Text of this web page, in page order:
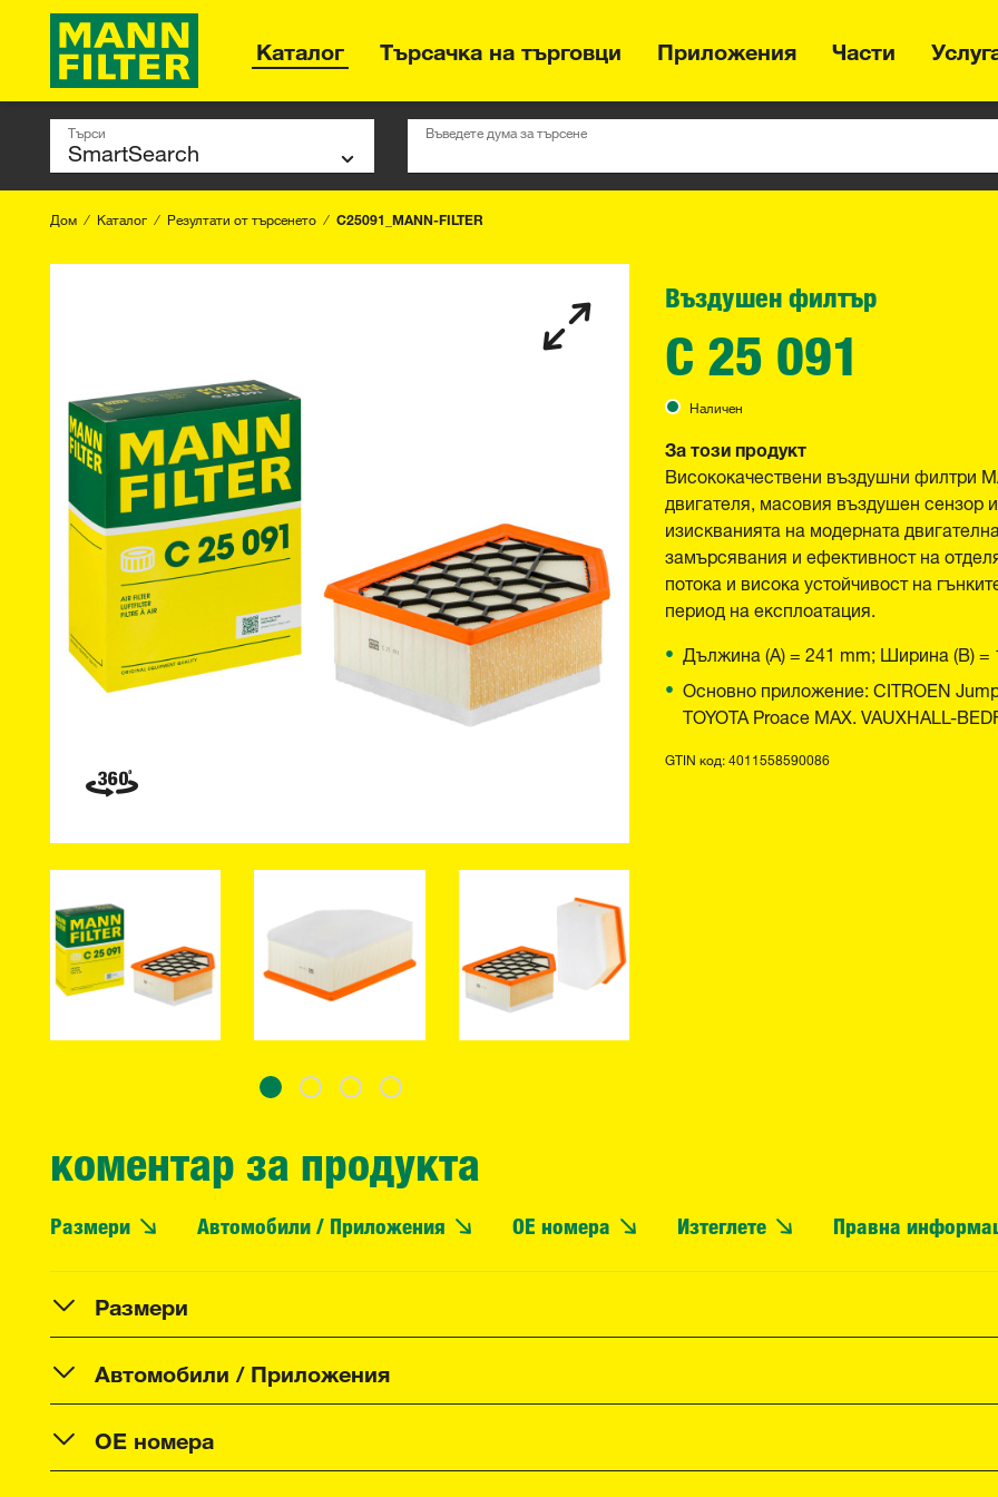
Каталог Търсачка на търговци Приложения Части
Търси Въведете дума за търсене
Дом Каталог Резултати от търсенето C25091_MANN-FILTER
Въздушен филтър
C 25 091
Наличен
За този продукт
Висококачествени въздушни филтри
двигателя, масовия въздушен сензор
изискванията на модерната
замърсявания и ефективност на
потока и висока устойчивост на
период на експлоатация.
Дължина (A) = 241 mm; Ширина (B) =
Основно приложение: CITROEN
TOYOTA Proace MAX. VAUXHALL-
GTIN код: 4011558590086
коментар за продукта
Размери Автомобили / Приложения OE номера Изтеглете Правна
Размери
Автомобили / Приложения
OE номера